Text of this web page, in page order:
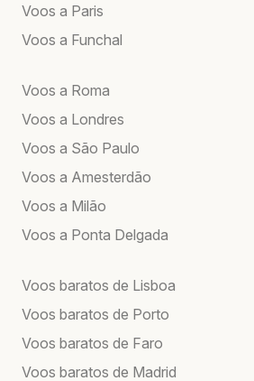
Voos a Paris
Voos a Funchal
Voos a Roma
Voos a Londres
Voos a São Paulo
Voos a Amesterdão
Voos a Milão
Voos a Ponta Delgada
Voos baratos de Lisboa
Voos baratos de Porto
Voos baratos de Faro
Voos baratos de Madrid